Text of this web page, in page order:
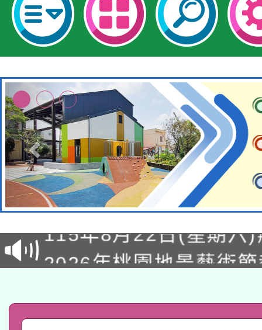
轉知經濟部水利署委託
業技術研究院辦理「
用水績優單位及節水達
桃園市孔廟祈福系列
2026年桃園地景藝術
關事宜
轉知教育部國民及學前